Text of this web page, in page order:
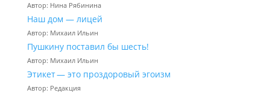
Автор: Нина Рябинина
Наш дом — лицей
Автор: Михаил Ильин
Пушкину поставил бы шесть!
Автор: Михаил Ильин
Этикет — это проздоровый эгоизм
Автор: Редакция